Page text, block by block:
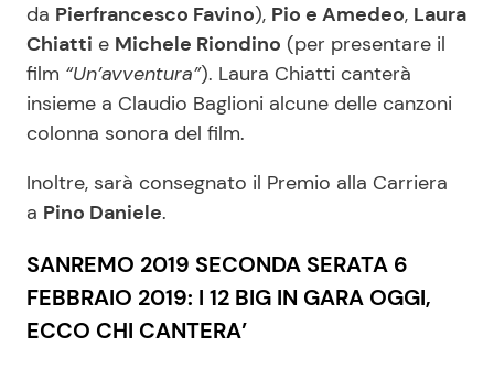
da Pierfrancesco Favino), Pio e Amedeo, Laura
Chiatti e Michele Riondino (per presentare il
film “Un’avventura”). Laura Chiatti canterà
insieme a Claudio Baglioni alcune delle canzoni
colonna sonora del film.
Inoltre, sarà consegnato il Premio alla Carriera
a Pino Daniele.
SANREMO 2019 SECONDA SERATA 6
FEBBRAIO 2019: I 12 BIG IN GARA OGGI,
ECCO CHI CANTERA’